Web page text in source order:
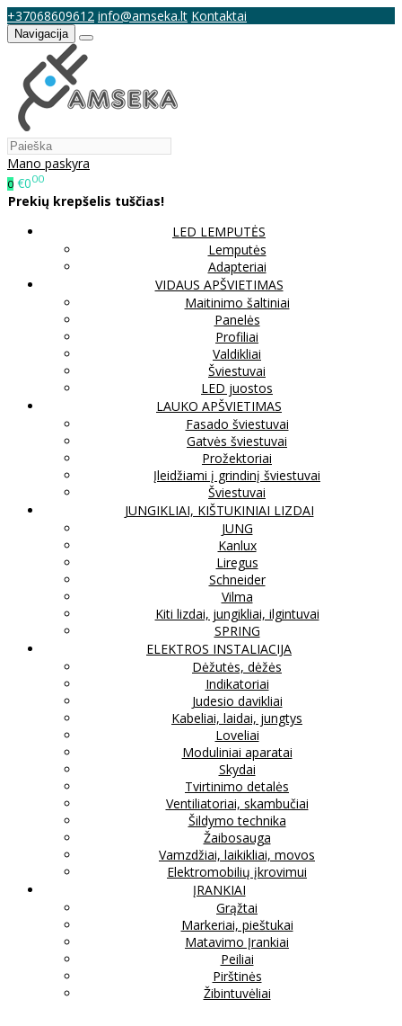
+37068609612 info@amseka.lt Kontaktai
Navigacija
Mano paskyra
0 €000
Prekių krepšelis tuščias!
LED LEMPUTĖS
Lemputės
Adapteriai
VIDAUS APŠVIETIMAS
Maitinimo šaltiniai
Panelės
Profiliai
Valdikliai
Šviestuvai
LED juostos
LAUKO APŠVIETIMAS
Fasado šviestuvai
Gatvės šviestuvai
Prožektoriai
Įleidžiami į grindinį šviestuvai
Šviestuvai
JUNGIKLIAI, KIŠTUKINIAI LIZDAI
JUNG
Kanlux
Liregus
Schneider
Vilma
Kiti lizdai, jungikliai, ilgintuvai
SPRING
ELEKTROS INSTALIACIJA
Dėžutės, dėžės
Indikatoriai
Judesio davikliai
Kabeliai, laidai, jungtys
Loveliai
Moduliniai aparatai
Skydai
Tvirtinimo detalės
Ventiliatoriai, skambučiai
Šildymo technika
Žaibosauga
Vamzdžiai, laikikliai, movos
Elektromobilių įkrovimui
ĮRANKIAI
Grąžtai
Markeriai, pieštukai
Matavimo Įrankiai
Peiliai
Pirštinės
Žibintuvėliai